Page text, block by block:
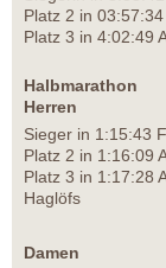
Platz 2 in
Platz 3 in 4:02:49
Halbmarathon
Herren
Sieger in 1:15:43
Platz 2 in 1:16:09
Platz 3 in 1:17:28
Haglöfs
Damen